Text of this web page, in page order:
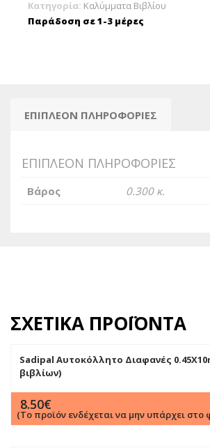
Κατηγορία: Καλύμματα Βιβλίου
Παράδοση σε 1-3 μέρες
ΕΠΙΠΛΈΟΝ ΠΛΗΡΟΦΟΡΊΕΣ
ΕΠΙΠΛΈΟΝ ΠΛΗΡΟΦΟΡΊΕΣ
Βάρος 0.300 κ.
ΣΧΕΤΙΚΆ ΠΡΟΪΌΝΤΑ
Sadipal Αυτοκόλλητο Διαφανές
βιβλίων)
8.50€
(Το προϊόν ενδέχεται να μην υπάρχει